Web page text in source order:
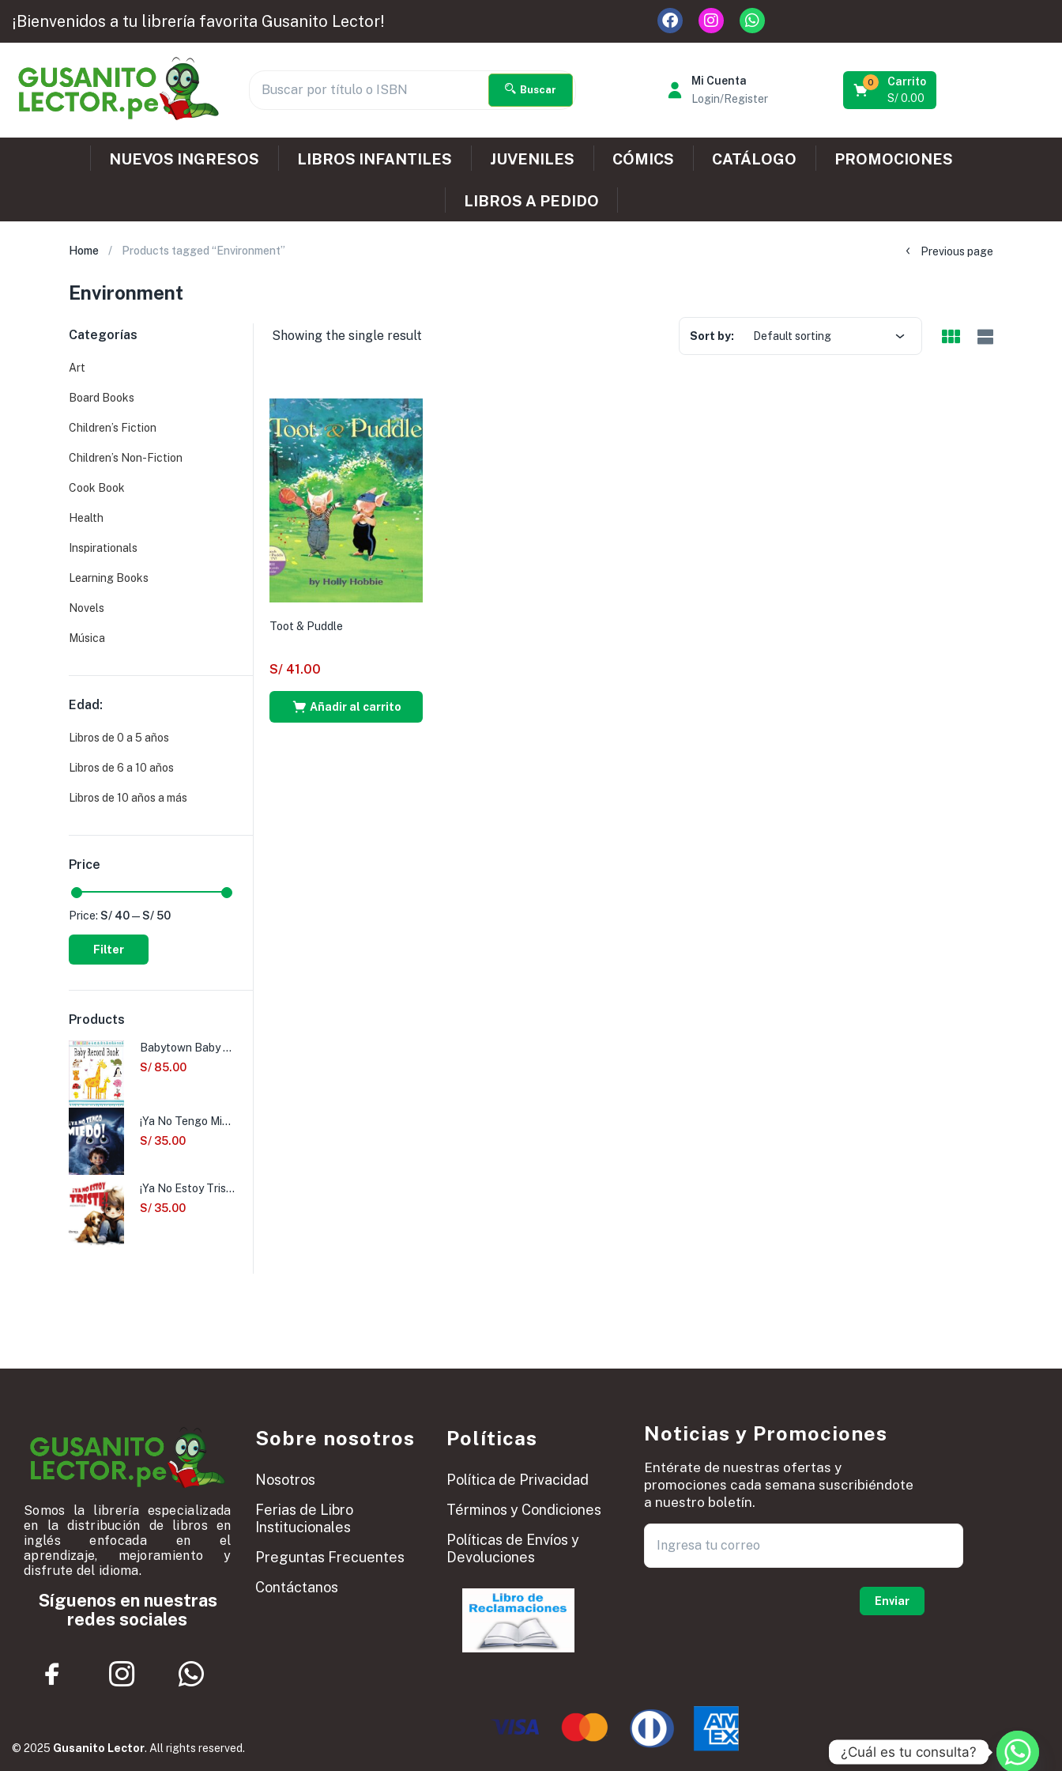
¡Bienvenidos a tu librería favorita Gusanito Lector!
Buscar
Mi Cuenta
Login/Register
Carrito
0
S/0.00
NUEVOS INGRESOS LIBROS INFANTILES JUVENILES CÓMICS CATÁLOGO PROMOCIONES
LIBROS A PEDIDO
Home Products tagged “Environment” Previous page
Environment
Showing the single result Sort by: Default sorting
Toot & Puddle
S/ 41.00
Añadir al carrito
Categorías
Art
Board Books
Children’s Fiction
Children’s Non-Fiction
Cook Book
Health
Inspirationals
Learning Books
Novels
Música
Edad:
Libros de 0 a 5 años
Libros de 6 a 10 años
Libros de 10 años a más
Price
Filter
Price: S/ 40—S/ 50
Products
Babytown Baby Record Book
S/ 85.00
¡Ya No Tengo Miedo!
S/ 35.00
¡Ya No Estoy Triste!
S/ 35.00
Somos la librería especializada
en la distribución de libros en
inglés enfocada en el
aprendizaje, mejoramiento y
disfrute del idioma.
Síguenos en nuestras
redes sociales
Sobre nosotros
Nosotros
Ferias de Libro
Institucionales
Preguntas Frecuentes
Contáctanos
Políticas
Política de Privacidad
Términos y Condiciones
Políticas de Envíos y
Devoluciones
Noticias y Promociones
Entérate de nuestras ofertas y
promociones cada semana suscribiéndote
a nuestro boletín.
© 2025 Gusanito Lector. All rights reserved. ¿Cuál es tu consulta?